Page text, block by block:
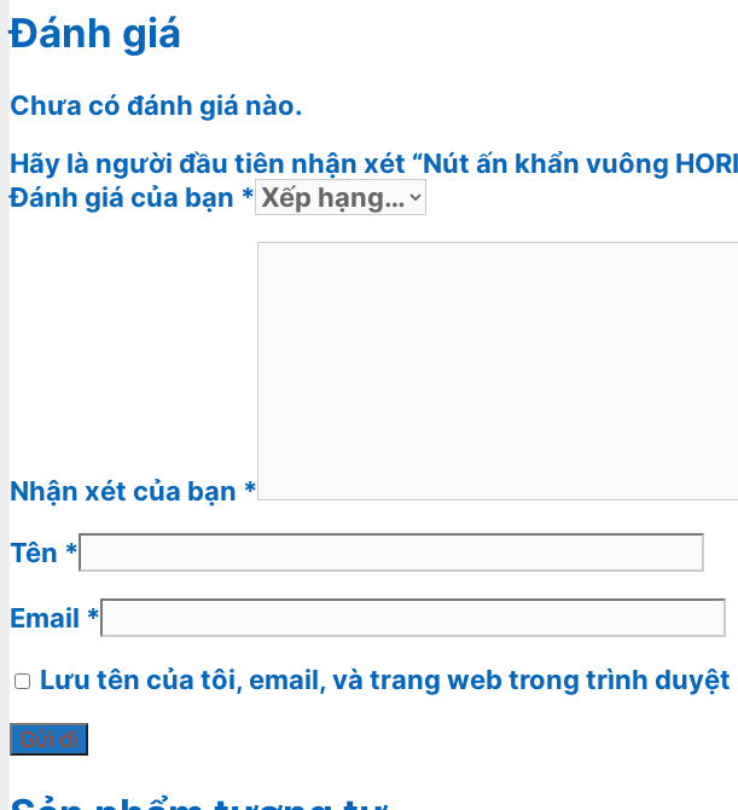
Đánh giá
Chưa có đánh giá nào.
Hãy là người đầu tiên nhận xét “Nút ấn khẩn vuông
Đánh giá của bạn *
Nhận xét của bạn *
Tên *
Email *
Lưu tên của tôi, email, và trang web trong trình